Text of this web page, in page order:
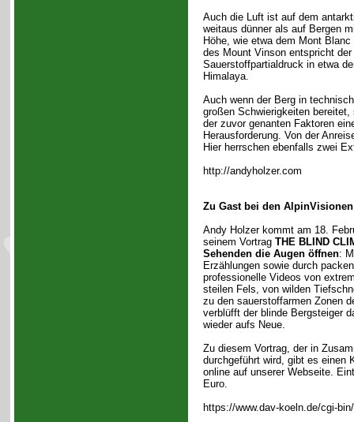
Auch die Luft ist auf dem
weitaus dünner als auf Bergen
Höhe, wie etwa dem Mont
des Mount Vinson entspricht der
Sauerstoffpartialdruck in etwa
Himalaya.
Auch wenn der Berg in
großen Schwierigkeiten bereitet,
der zuvor genanten Faktoren
Herausforderung. Von der
Hier herrschen ebenfalls zwei
http://andyholzer.com
Zu Gast bei den
Andy Holzer kommt am 18.
seinem Vortrag THE BLIND
Sehenden die Augen öffnen:
Erzählungen sowie durch
professionelle Videos von
steilen Fels, von wilden
zu den sauerstoffarmen Zonen
verblüfft der blinde Bergsteiger
wieder aufs Neue.
Zu diesem Vortrag, der in
durchgeführt wird, gibt es einen
online auf unserer Webseite.
Euro.
https://www.dav-koeln.de/cgi-